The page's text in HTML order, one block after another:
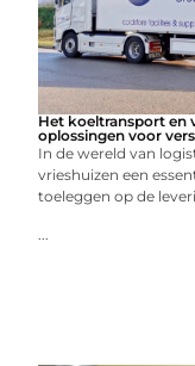
Het koeltransport en
oplossingen voor
In de wereld van
vrieshuizen een
toeleggen op de
...